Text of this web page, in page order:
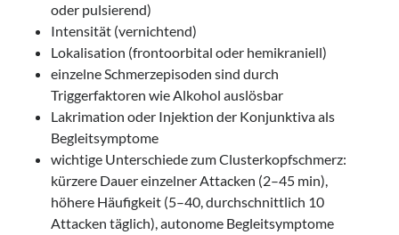
oder pulsierend)
Intensität (vernichtend)
Lokalisation (frontoorbital oder hemikraniell)
einzelne Schmerzepisoden sind durch
Triggerfaktoren wie Alkohol auslösbar
Lakrimation oder Injektion der Konjunktiva als
Begleitsymptome
wichtige Unterschiede zum Clusterkopfschmerz:
kürzere Dauer einzelner Attacken (2–45 min),
höhere Häufigkeit (5–40, durchschnittlich 10
Attacken täglich), autonome Begleitsymptome